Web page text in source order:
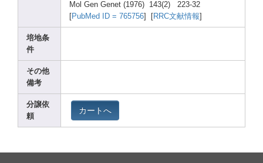
Mol Gen Genet (1976) 143(2) 223-32
PubMed ID = 765756 RRC文献情報
培地条
件
その他
備考
分譲依
頼
カートへ